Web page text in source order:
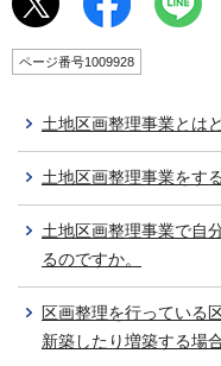
ページ番号1009928
土地区画整理事業とは
土地区画整理事業をす
土地区画整理事業で自
るのですか。
区画整理を行っている
新築したり増築する場